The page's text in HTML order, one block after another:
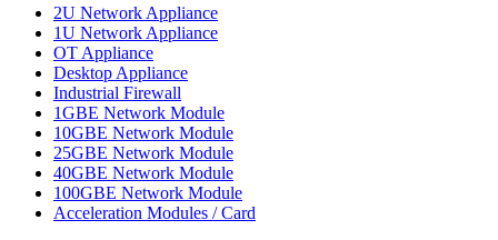
2U Network Appliance
1U Network Appliance
OT Appliance
Desktop Appliance
Industrial Firewall
1GBE Network Module
10GBE Network Module
25GBE Network Module
40GBE Network Module
100GBE Network Module
Acceleration Modules / Card